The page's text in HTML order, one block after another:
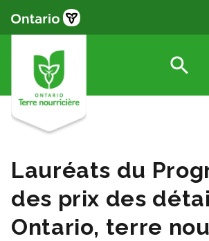
content
Lauréats du
des prix des
Ontario, terre